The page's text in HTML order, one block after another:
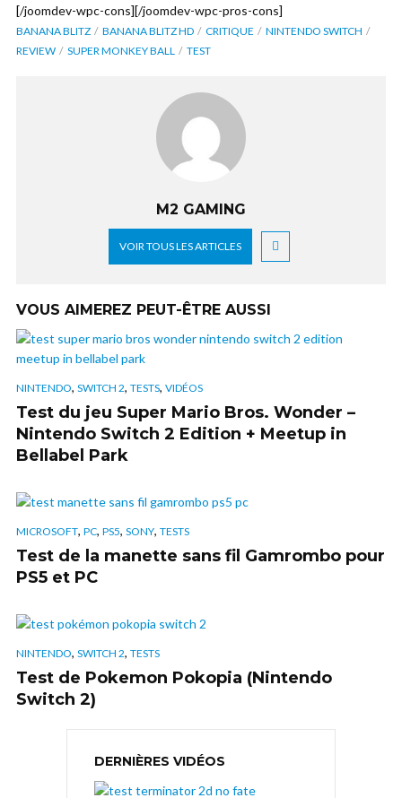
[/joomdev-wpc-cons][/joomdev-wpc-pros-cons]
BANANA BLITZ BANANA BLITZ HD CRITIQUE
NINTENDO SWITCH
REVIEW
SUPER MONKEY BALL TEST
M2 GAMING
VOIR TOUS LES ARTICLES
VOUS AIMEREZ PEUT-ÊTRE AUSSI
NINTENDO, SWITCH 2, TESTS, VIDÉOS
Test du jeu Super Mario Bros. Wonder –
Nintendo Switch 2 Edition + Meetup in
Bellabel Park
MICROSOFT, PC, PS5, SONY, TESTS
Test de la manette sans fil Gamrombo pour
PS5 et PC
NINTENDO, SWITCH 2, TESTS
Test de Pokemon Pokopia (Nintendo
Switch 2)
DERNIÈRES VIDÉOS